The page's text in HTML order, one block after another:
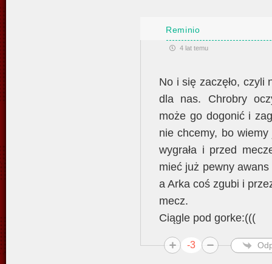
Reminio
4 lat temu
No i się zaczęło, czyli
dla nas. Chrobry
może go dogonić i
nie chcemy, bo
wygrała i przed
mieć już pewny
a Arka coś zgubi i
mecz.
Ciągle pod gorke:(((
-3